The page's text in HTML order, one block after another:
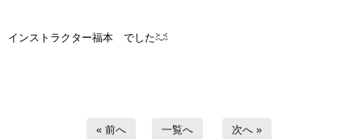
インストラクター福本 でした
« 前へ 一覧へ 次へ »